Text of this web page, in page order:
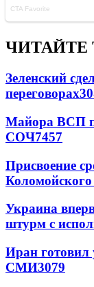
ЧИТАЙТЕ
Зеленский
переговорах
Майора ВСП
СОЧ7457
Присвоение
Коломойского
Украина
штурм с
Иран готовил
СМИ3079